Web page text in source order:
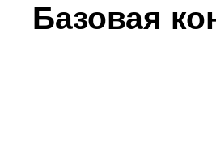
Базовая